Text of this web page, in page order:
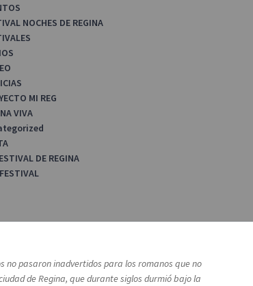
NOCHES DE REGINA
MI REG
VIVA
DE REGINA
no pasaron inadvertidos para los romanos que no
de Regina, que durante siglos durmió bajo la